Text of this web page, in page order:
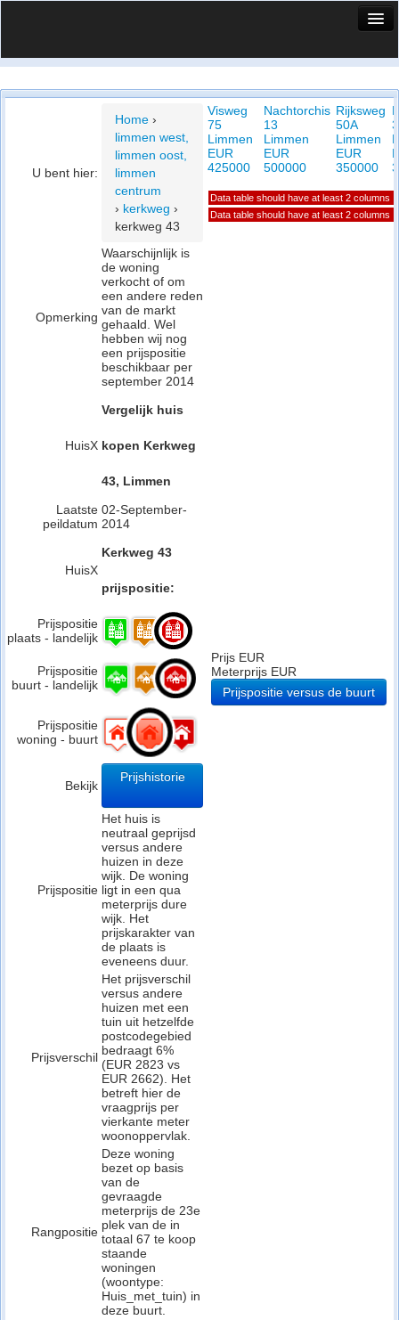
Vergelijk prijsposities - wijk
Info
U bent hier:
Home ›
limmen west,
limmen oost,
limmen
centrum
› kerkweg ›
kerkweg 43
Opmerking
Waarschijnlijk is
de woning
verkocht of om
een andere reden
van de markt
gehaald. Wel
hebben wij nog
een prijspositie
beschikbaar per
september 2014
HuisX
Vergelijk huis
kopen Kerkweg
43, Limmen
Laatste
peildatum
02-September-
2014
HuisX
Kerkweg 43
prijspositie:
Prijspositie
plaats - landelijk
Prijspositie
buurt - landelijk
Prijspositie
woning - buurt
Bekijk
Prijshistorie
Prijspositie
Het huis is
neutraal geprijsd
versus andere
huizen in deze
wijk. De woning
ligt in een qua
meterprijs dure
wijk. Het
prijskarakter van
de plaats is
eveneens duur.
Prijsverschil
Het prijsverschil
versus andere
huizen met een
tuin uit hetzelfde
postcodegebied
bedraagt 6%
(EUR 2823 vs
EUR 2662). Het
betreft hier de
vraagprijs per
vierkante meter
woonoppervlak.
Rangpositie
Deze woning
bezet op basis
van de
gevraagde
meterprijs de 23e
plek van de in
totaal 67 te koop
staande
woningen
(woontype:
Huis_met_tuin) in
deze buurt.
Visweg
75
Limmen
EUR
425000
Nachtorchis
13
Limmen
EUR
500000
Rijksweg
50A
Limmen
EUR
350000
Data table should have at least 2 columns
Data table should have at least 2 columns
Prijs EUR
Meterprijs EUR
Prijspositie versus de buurt